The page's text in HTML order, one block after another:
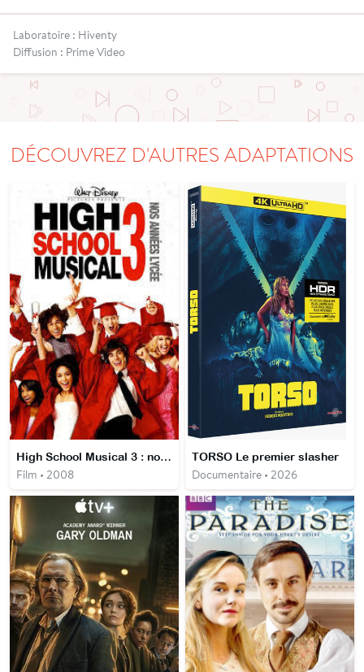
Laboratoire : Hiventy
Diffusion : Prime Video
DÉCOUVREZ D'AUTRES ADAPTATIONS
High School Musical 3 : nos années lycée
Film • 2008
TORSO Le premier slasher
Documentaire • 2026